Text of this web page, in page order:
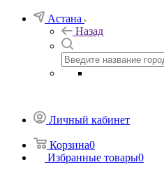
Астана
Назад
Личный кабинет
Корзина0
Избранные товары0